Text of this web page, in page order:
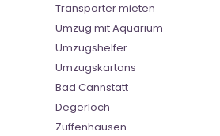
Transporter mieten
Umzug mit Aquarium
Umzugshelfer
Umzugskartons
Bad Cannstatt
Degerloch
Zuffenhausen